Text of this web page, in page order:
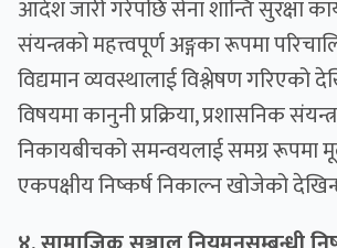
आदेश जारी गरेपछि सेना शान्ति सुरक्षा
संयन्त्रको महत्त्वपूर्ण अङ्गका रूपमा
विद्यमान व्यवस्थालाई विश्लेषण गरिएको
विषयमा कानुनी प्रक्रिया, प्रशासनिक
निकायबीचको समन्वयलाई समग्र रूपमा
एकपक्षीय निष्कर्ष निकाल्न खोजेको